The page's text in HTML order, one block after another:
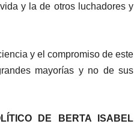
y la de otros luchadores y
y el compromiso de este
mayorías y no de sus
DE BERTA ISABEL